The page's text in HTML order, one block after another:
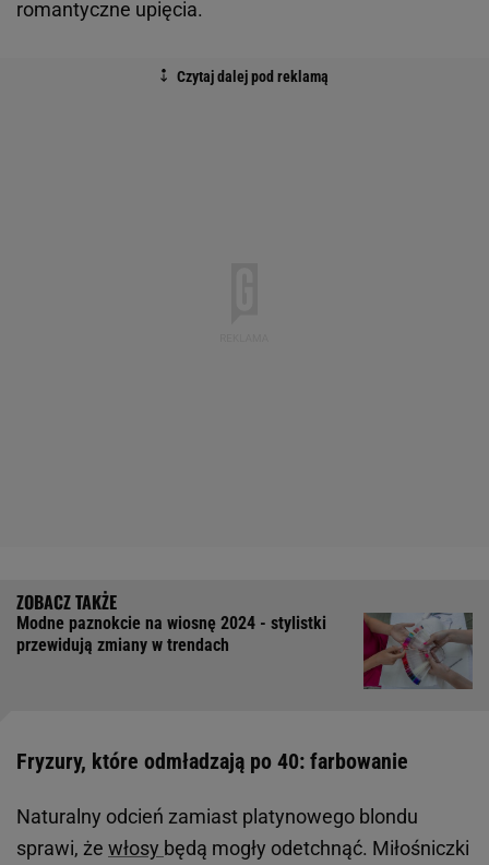
romantyczne upięcia.
Modne paznokcie na wiosnę 2024 - stylistki
przewidują zmiany w trendach
Fryzury, które odmładzają po 40: farbowanie
Naturalny odcień zamiast platynowego blondu
sprawi, że włosy będą mogły odetchnąć. Miłośniczki